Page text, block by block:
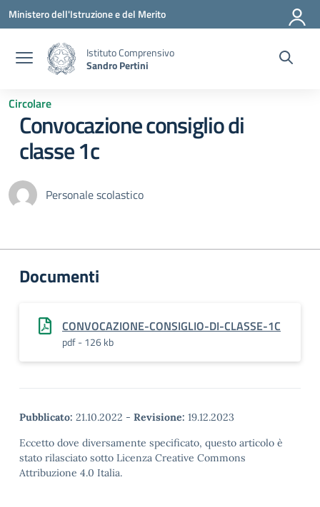
Vai ai contenuti
Vai al menu di navigazione
Vai al footer
Ministero dell'Istruzione e del Merito
Istituto Comprensivo
Sandro Pertini
Circolare
Convocazione consiglio di
classe 1c
Personale scolastico
Documenti
CONVOCAZIONE-CONSIGLIO-DI-CLASSE-1C
pdf - 126 kb
Pubblicato: 21.10.2022 - Revisione: 19.12.2023
Eccetto dove diversamente specificato, questo articolo è
stato rilasciato sotto Licenza Creative Commons
Attribuzione 4.0 Italia.